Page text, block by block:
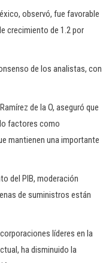
observó, fue favorable
crecimiento de 1.2 por
de los analistas, con
de la O, aseguró que
factores como
mantienen una importante
del PIB, moderación
de suministros están
líderes en la
ha disminuido la